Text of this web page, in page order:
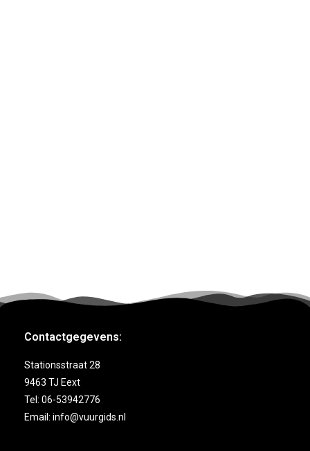
Contactgegevens:
Stationsstraat 28
9463 TJ Eext
Tel: 06-53942776
Email: info@vuurgids.nl